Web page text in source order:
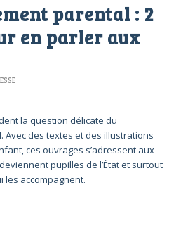
parental : 2
en parler aux
la question délicate du
Avec des textes et des illustrations
ces ouvrages s’adressent aux
pupilles de l’État et surtout
les accompagnent.